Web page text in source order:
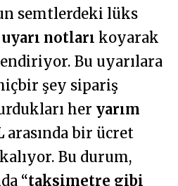
semtlerdeki lüks
uyarı notları koyarak
Bu uyarılara
şey sipariş
her yarım
arasında bir ücret
Bu durum,
“taksimetre gibi